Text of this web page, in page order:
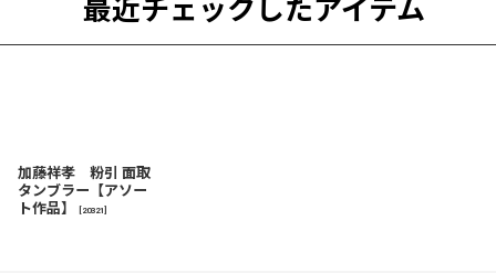
最近チェックしたアイテム
加藤祥孝 粉引 面取
タンブラー【アソー
ト作品】
20321